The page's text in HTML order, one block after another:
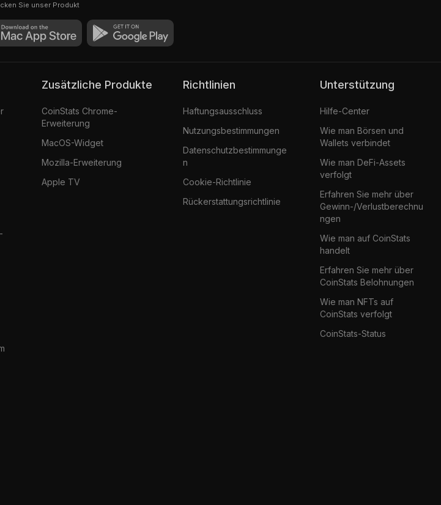
Sie unser Produkt
Zusätzliche Produkte
CoinStats Chrome-
Erweiterung
MacOS-Widget
Mozilla-Erweiterung
Apple TV
Richtlinien
Haftungsausschluss
Nutzungsbestimmungen
Datenschutzbestimmunge
n
Cookie-Richtlinie
Rückerstattungsrichtlinie
Unterstützung
Hilfe-Center
Wie man Börsen und
Wallets verbindet
Wie man DeFi-Assets
verfolgt
Erfahren Sie mehr über
Gewinn-/Verlustberechnu
ngen
Wie man auf CoinStats
handelt
Erfahren Sie mehr über
CoinStats Belohnungen
Wie man NFTs auf
CoinStats verfolgt
CoinStats-Status